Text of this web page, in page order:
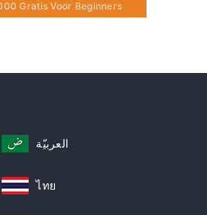
Gratis Voor Beginners
العربيّة
ไทย